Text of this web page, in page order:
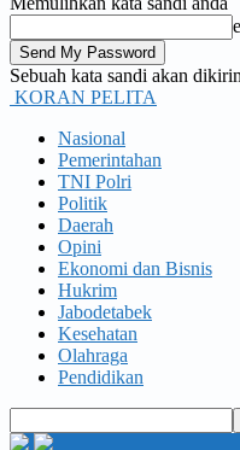
Sebuah kata sandi akan
KORAN PELITA
Nasional
Pemerintahan
TNI Polri
Politik
Daerah
Opini
Ekonomi dan Bisnis
Hukrim
Jabodetabek
Kesehatan
Olahraga
Pendidikan